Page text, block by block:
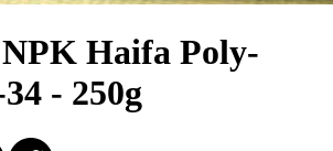
Haifa Poly-
- 250g